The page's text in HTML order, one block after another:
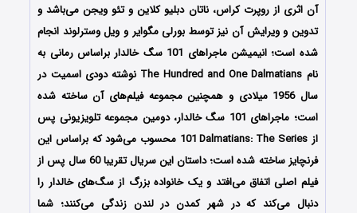
آن اثری از روپرت کراس، ناتان دبلیو کلاین و تئو ویجن می‌باشد و
تدوین و ویرایش آن نیز توسط بورلی مگوایر و ویل وسترلوند انجام
شده است؛ انیمیشن ماجراهای 101 سگ خالدار براساس رمانی به
نام The Hundred and One Dalmatians نوشته دودی اسمیت در
سال 1956 میلادی و همچنین مجموعه فیلم‌های آن ساخته شده
است؛ ماجراهای 101 سگ خالدار، دومین مجموعه تلویزیونی پس
از 101
Dalmatians: The Series محسوب می‌شود که براساس این
فرنچایز ساخته شده است؛ داستان این سریال تقریبا 60 سال پس از
فیلم اصلی اتفاق می‌افتد و یک خانواده بزرگ از سگ‌های خالدار را
دنبال می‌کند که در شهر کمدن در لندن زندگی می‌کنند؛ شما